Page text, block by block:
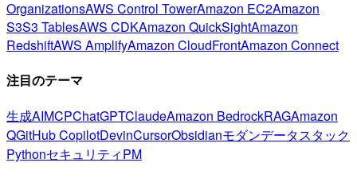
OrganizationsAWS Control TowerAmazon EC2Amazon
S3S3 TablesAWS CDKAmazon QuickSightAmazon
RedshiftAWS AmplifyAmazon CloudFrontAmazon Connect
注目のテーマ
生成AIMCPChatGPTClaudeAmazon BedrockRAGAmazon
QGitHub CopilotDevinCursorObsidianモダンデータスタック
PythonセキュリティPM